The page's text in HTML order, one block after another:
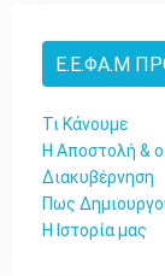
Ε.Ε.ΦΑ.Μ
Τι Κάνουμε
Η Αποστολή &
Διακυβέρνηση
Πως
Η Ιστορία μας